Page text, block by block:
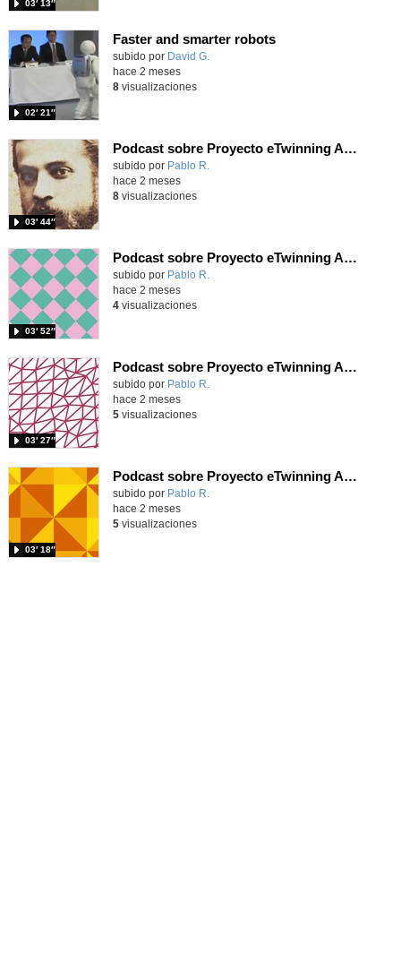
03′ 13″
Faster and smarter robots
Contenido educativo.
subido por David G.
02′ 21″
hace 2 meses
8visualizaciones
Podcast sobre Proyecto eTwinning Antoni Gaudí nº 8 (en castellano)
Contenido educativo.
subido por Pablo R.
03′ 44″
hace 2 meses
8visualizaciones
Podcast sobre Proyecto eTwinning Antoni Gaudí nº 7 (en castellano)
Contenido educativo.
subido por Pablo R.
03′ 52″
hace 2 meses
4visualizaciones
Podcast sobre Proyecto eTwinning Antoni Gaudí nº 6 (en castellano)
Contenido educativo.
subido por Pablo R.
03′ 27″
hace 2 meses
5visualizaciones
Podcast sobre Proyecto eTwinning Antoni Gaudí nº 5 (en castellano)
Contenido educativo.
subido por Pablo R.
03′ 18″
hace 2 meses
5visualizaciones